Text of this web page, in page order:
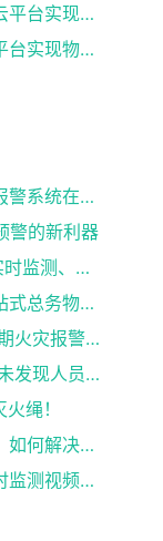
告别供应链混乱：平顶山医院如何靠云平台实现物资管理的精准对接
告别供应链混乱：洛阳医院如何靠云平台实现物资管理的精准对接
智慧消防——火眼可视图像早期火灾报警系统在各行业中的应用
警的新利器
"火眼"可视图像早期火灾报警系统：实时监测、智能预警，为您的安全保驾护航！
医院总务物资管理系统解决方案，一站式总务物资管理神器！
智慧消防 火眼护航—专业视频图像早期火灾报警系统
四川安岳一厂房发生火灾 消防通报：未发现人员伤亡（火眼可视图像早期火灾报警系统）
绳！
造纸业和纸厂的消防安全隐患有哪些，如何解决（火眼可视图像早期火灾报警系统解决造纸业和纸厂的消防隐患）
火眼可视图像早期火灾报警系统：实时监测视频图像，快速准确识别火灾！